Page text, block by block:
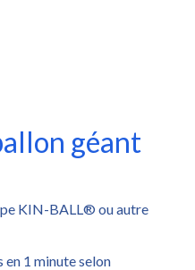
géant
KIN-BALL® ou autre
en 1 minute selon